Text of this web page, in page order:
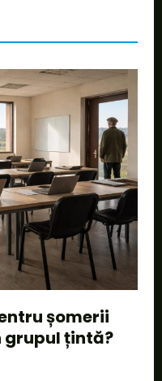
șomerii
grupul țintă?